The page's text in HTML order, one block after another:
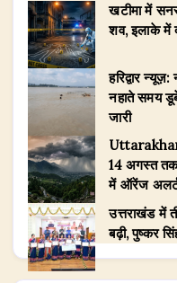
खटीमा में
शव, इलाके में
हरिद्वार
नहाते समय
जारी
14 अगस्त तक
में ऑरेंज अलर्ट
उत्तराखंड में
बढ़ी, पुष्कर